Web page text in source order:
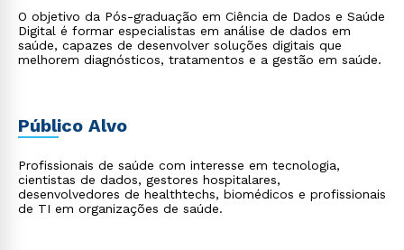
O objetivo da Pós-graduação em Ciência de Dados e Saúde
Digital é formar especialistas em análise de dados em
saúde, capazes de desenvolver soluções digitais que
melhorem diagnósticos, tratamentos e a gestão em saúde.
Público Alvo
Profissionais de saúde com interesse em tecnologia,
cientistas de dados, gestores hospitalares,
desenvolvedores de healthtechs, biomédicos e profissionais
de TI em organizações de saúde.